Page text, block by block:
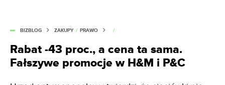
BIZBLOG ZAKUPY / PRAWO /
Rabat -43 proc., a cena ta sama.
Fałszywe promocje w H&M i P&C